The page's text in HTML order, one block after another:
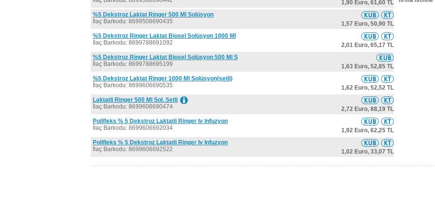
1,90 Euro, 61,60 TL
%5 Dekstroz Laktat Ringer 500 Ml Solüsyon
İlaç Barkodu: 8699508690435
1,57 Euro, 50,90 TL
%5 Dekstroz Ringer Laktat Biosel Solüsyon 1000 Ml
İlaç Barkodu: 8699788691092
2,01 Euro, 65,17 TL
%5 Dekstroz Ringer Laktat Biosel Solüsyon 500 Ml S
İlaç Barkodu: 8699788695199
1,63 Euro, 52,85 TL
%5 Dekstroz Laktat Ringer 1000 Ml Solüsyon(setli)
İlaç Barkodu: 8699606690535
1,62 Euro, 52,52 TL
Laktatli Ringer 500 Ml Sol. Setli
İlaç Barkodu: 8699606690474
2,72 Euro, 88,19 TL
Polifleks % 5 Dekstroz Laktatli Ringer Iv Infuzyon
İlaç Barkodu: 8699606692034
1,92 Euro, 62,25 TL
Polifleks % 5 Dekstroz Laktatli Ringer Iv Infuzyon
İlaç Barkodu: 8699606692522
1,02 Euro, 33,07 TL